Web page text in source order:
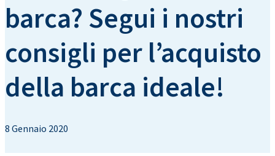
barca? Segui i nostri
consigli per l’acquisto
della barca ideale!
8 Gennaio 2020